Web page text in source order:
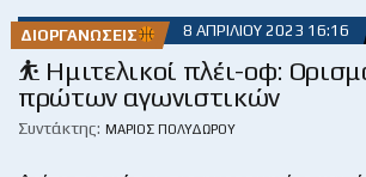
ΔΙΟΡΓΑΝΏΣΕΙΣ 8 ΑΠΡΙΛΊΟΥ 2023 16:16
⛹ Ημιτελικοί πλέι-οφ:
πρώτων αγωνιστικών
Συντάκτης: ΜΆΡΙΟΣ ΠΟΛΥΔΏΡΟΥ